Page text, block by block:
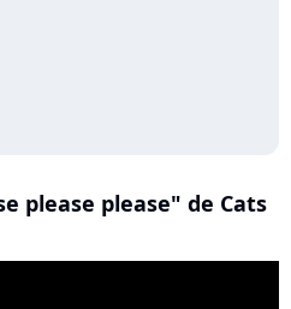
please please" de Cats